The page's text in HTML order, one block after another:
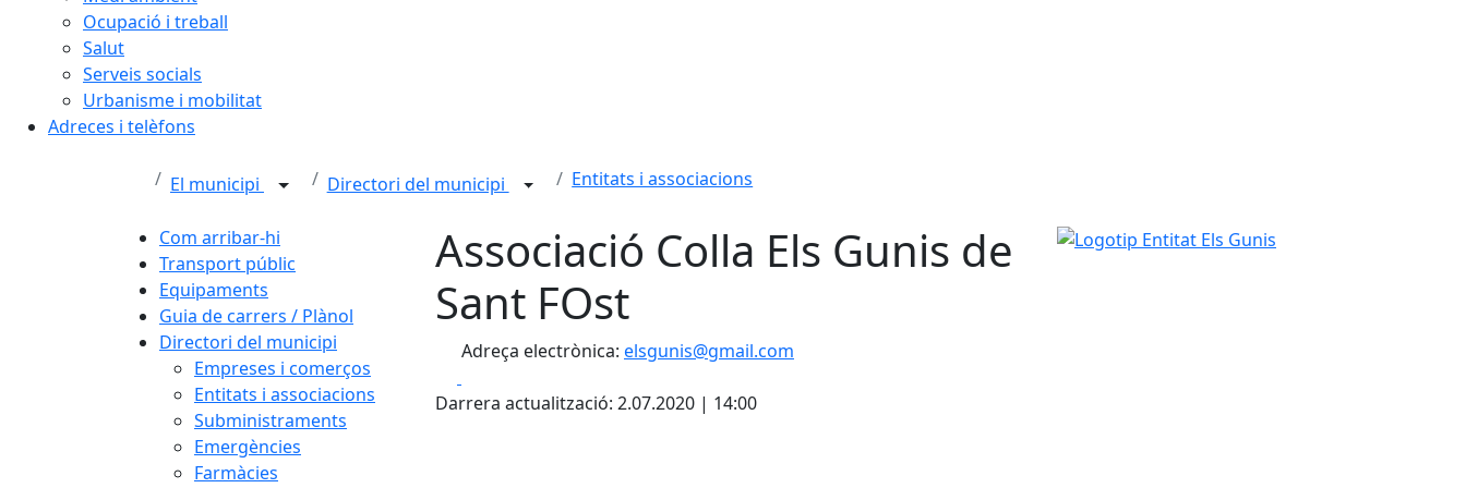
Ocupació i treball
Salut
Serveis socials
Urbanisme i mobilitat
Adreces i telèfons
El municipi Directori del municipi Entitats i associacions
Com arribar-hi
Transport públic
Equipaments
Guia de carrers / Plànol
Directori del municipi
Empreses i comerços
Entitats i associacions
Subministraments
Emergències
Farmàcies
Associació Colla Els Gunis de
Sant FOst
Adreça electrònica: elsgunis@gmail.com
Darrera actualització: 2.07.2020 | 14:00
Logotip Entitat Els Gunis